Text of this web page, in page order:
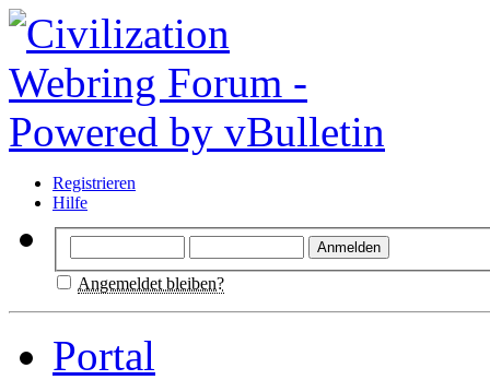
Registrieren
Hilfe
Angemeldet bleiben?
Portal